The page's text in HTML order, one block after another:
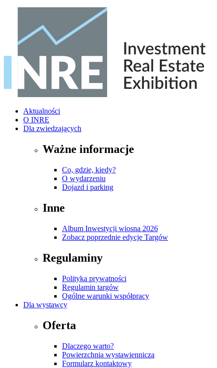
Aktualności
O INRE
Dla zwiedzających
Ważne informacje
Co, gdzie, kiedy?
O wydarzeniu
Dojazd i parking
Inne
Album Inwestycji wiosna 2026
Zobacz poprzednie edycje Targów
Regulaminy
Polityka prywatności
Regulamin targów
Ogólne warunki współpracy
Dla wystawcy
Oferta
Dlaczego warto?
Powierzchnia wystawiennicza
Formularz kontaktowy